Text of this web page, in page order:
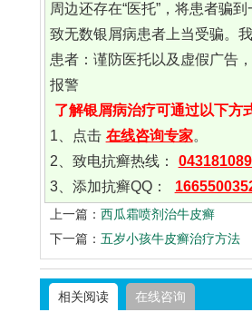
周边还存在“医托”，将患者骗
致无数银屑病患者上当受骗。
患者：谨防医托以及虚假广告
报警
了解银屑病治疗可通过以下方
1、点击 在线咨询专家。
2、致电抗癣热线：
3、添加抗癣QQ：
上一篇： 西瓜霜喷剂治牛皮癣
下一篇： 五岁小孩牛皮癣治疗方法
相关阅读 在线咨询